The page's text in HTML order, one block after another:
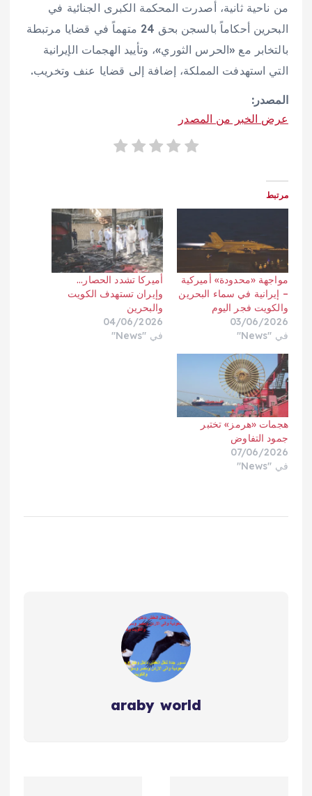
من ناحية ثانية، أصدرت المحكمة الكبرى الجنائية في
البحرين أحكاماً بالسجن بحق 24 متهماً في قضايا مرتبطة
بالتخابر مع «الحرس الثوري»، وتأييد الهجمات الإيرانية
التي استهدفت المملكة، إضافة إلى قضايا عنف وتخريب.
المصدر:
عرض الخبر من المصدر
مرتبط
مواجهة «محدودة» أميركية
– إيرانية في سماء البحرين
والكويت فجر اليوم
03/06/2026
في "News"
أميركا تشدد الحصار…
وإيران تستهدف الكويت
والبحرين
04/06/2026
في "News"
هجمات «هرمز» تختبر
جمود التفاوض
07/06/2026
في "News"
araby world